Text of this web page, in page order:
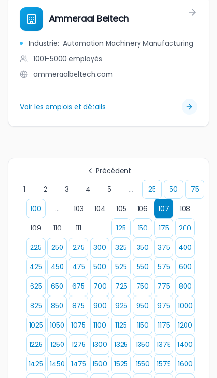
Ammeraal Beltech
Industrie: Automation Machinery Manufacturing
1001-5000 employés
ammeraalbeltech.com
Voir les emplois et détails
Précédent
1
2 3 4 5 ... 25 50
75
100
... 103 104 105 106 107
108
109
110 111 ... 125 150 175
200
225
250 275 300 325 350 375
400
425
450 475 500 525 550 575
600
625
650 675 700 725 750 775
800
825
850 875 900 925 950 975
1000
1025
1050 1075 1100 1125 1150 1175
1200
1225
1250 1275 1300 1325 1350 1375
1400
1425
1450 1475 1500 1525 1550 1575 1600